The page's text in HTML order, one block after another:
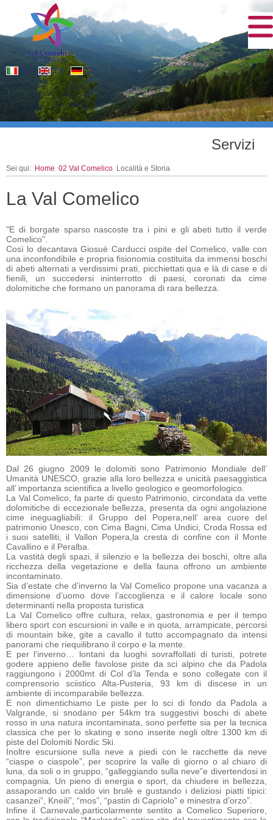
IT EN DE
Servizi
Sei qui: Home 02 Val Comelico Località e Storia
La Val Comelico
"E di borgate sparso nascoste tra i pini e gli abeti tutto il verde
Comelico".
Così lo decantava Giosuè Carducci ospite del Comelico, valle con
una inconfondibile e propria fisionomia costituita da immensi boschi
di abeti alternati a verdissimi prati, picchiettati qua e là di case e di
fienili, un succedersi ininterrotto di paesi, coronati da cime
dolomitiche che formano un panorama di rara bellezza.
Dal 26 giugno 2009 le dolomiti sono Patrimonio Mondiale dell’
Umanità UNESCO, grazie alla loro bellezza e unicità paesaggistica
all’ importanza scientifica a livello geologico e geomorfologico.
La Val Comelico, fa parte di questo Patrimonio, circondata da vette
dolomitiche di eccezionale bellezza, presenta da ogni angolazione
cime ineguagliabili: il Gruppo del Popera,nell’ area cuore del
patrimonio Unesco, con Cima Bagni, Cima Undici, Croda Rossa ed
i suoi satelliti, il Vallon Popera,la cresta di confine con il Monte
Cavallino e il Peralba.
La vastità degli spazi, il silenzio e la bellezza dei boschi, oltre alla
ricchezza della vegetazione e della fauna offrono un ambiente
incontaminato.
Sia d’estate che d’inverno la Val Comelico propone una vacanza a
dimensione d’uomo dove l’accoglienza e il calore locale sono
determinanti nella proposta turistica
La Val Comelico offre cultura, relax, gastronomia e per il tempo
libero sport con escursioni in valle e in quota, arrampicate, percorsi
di mountain bike, gite a cavallo il tutto accompagnato da intensi
panorami che riequilibrano il corpo e la mente.
E per l’inverno… lontani da luoghi sovraffollati di turisti, potrete
godere appieno delle favolose piste da sci alpino che da Padola
raggiungono i 2000mt di Col d’la Tenda e sono collegate con il
comprensorio sciistico Alta-Pusteria, 93 km di discese in un
ambiente di incomparabile bellezza.
E non dimentichiamo Le piste per lo sci di fondo da Padola a
Valgrande, si snodano per 54km tra suggestivi boschi di abete
rosso in una natura incontaminata, sono perfette sia per la tecnica
classica che per lo skating e sono inserite negli oltre 1300 km di
piste del Dolomiti Nordic Ski.
Inoltre escursione sulla neve a piedi con le racchette da neve
“ciaspe o ciaspole”, per scoprire la valle di giorno o al chiaro di
luna, da soli o in gruppo, “galleggiando sulla neve”e divertendosi in
compagnia. Un pieno di energia e sport, da chiudere in bellezza,
assaporando un caldo vin brulè e gustando i deliziosi piatti tipici:
casanzei”, Kneili”, “mos”, “pastin di Capriolo” e minestra d’orzo”.
Infine il Carnevale,particolarmente sentito a Comelico Superiore,